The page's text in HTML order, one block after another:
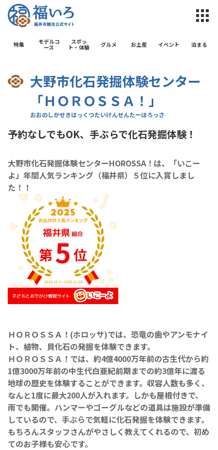
福井市観光
特集
モデルコ
ース
スポッ
ト・体験
グルメ お土産 イベント 泊まる
大野市化石発掘体験センター
「ＨＯＲＯＳＳＡ！」
予約なしでもOK、手ぶらで化石発掘体験！
大野市化石発掘体験センターHOROSSA！は、「いこー
よ」年間人気ランキング（福井県）５位に入賞しまし
た！！
ＨＯＲＯＳＳＡ！(ホロッサ)では、恐竜の歯やアンモナイ
ト、植物、貝化石の発掘を体験できます。
ＨＯＲＯＳＳＡ！では、約4億4000万年前の古生代から約
1億3000万年前の中生代白亜紀前期までの約3億年に渡る
地球の歴史を体験することができます。収容人数も多く、
なんと1度に最大200人が入れます。しかも屋根付きで、
雨でも開催。ハンマーやゴーグルなどの道具は施設が準備
しているので、手ぶらで気軽に化石発掘を体験できます。
もちろんスタッフさんがやさしく教えてくれるので、初め
てのお子様も安心です。